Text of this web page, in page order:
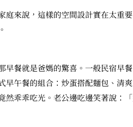
庭來說，這樣的空間設計實在太重
早餐就是爸媽的驚喜。一般民宿早
早午餐的組合：炒蛋搭配麵包、清
然乖乖吃光。老公邊吃邊笑著說：